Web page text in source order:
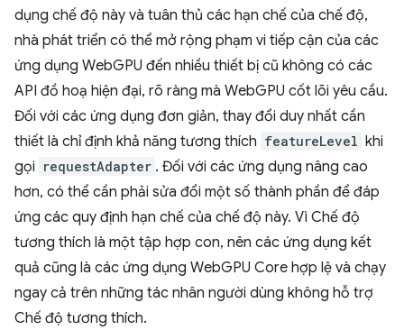
dụng chế độ này và tuân thủ các hạn chế của chế độ,
nhà phát triển có thể mở rộng phạm vi tiếp cận của các
ứng dụng WebGPU đến nhiều thiết bị cũ không có các
API đồ hoạ hiện đại, rõ ràng mà WebGPU cốt lõi yêu cầu.
Đối với các ứng dụng đơn giản, thay đổi duy nhất cần
thiết là chỉ định khả năng tương thích featureLevel khi
gọi requestAdapter . Đối với các ứng dụng nâng cao
hơn, có thể cần phải sửa đổi một số thành phần để đáp
ứng các quy định hạn chế của chế độ này. Vì Chế độ
tương thích là một tập hợp con, nên các ứng dụng kết
quả cũng là các ứng dụng WebGPU Core hợp lệ và chạy
ngay cả trên những tác nhân người dùng không hỗ trợ
Chế độ tương thích.